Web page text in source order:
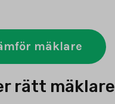
mäklare
rätt mäklare